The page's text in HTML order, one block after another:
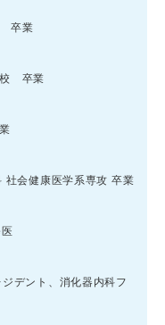
卒業
校 卒業
社会健康医学系専攻 卒業
デント、消化器内科フ